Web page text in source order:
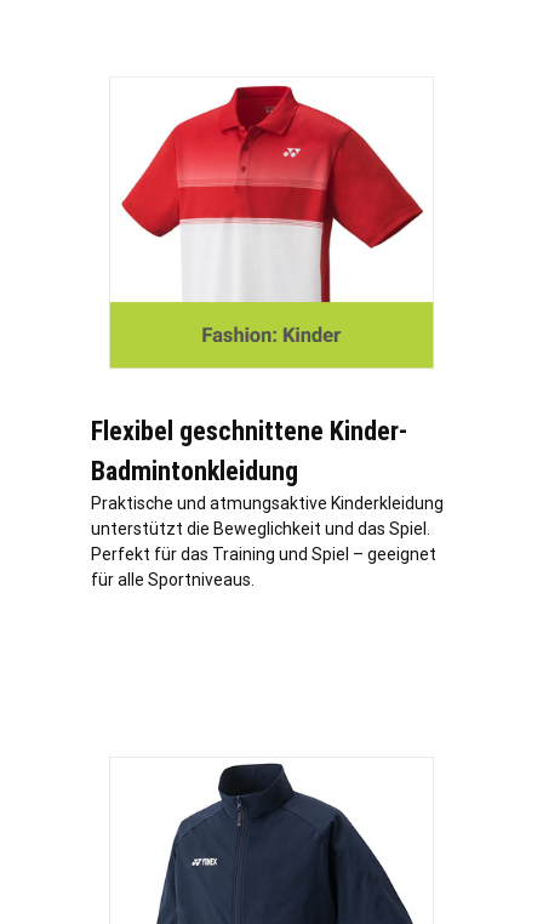
Flexibel geschnittene Kinder-
Badmintonkleidung
Praktische und atmungsaktive Kinderkleidung
unterstützt die Beweglichkeit und das Spiel.
Perfekt für das Training und Spiel – geeignet
für alle Sportniveaus.